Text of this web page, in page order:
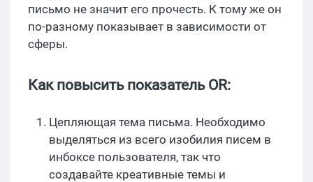
письмо не значит его прочесть. К тому же он
по-разному показывает в зависимости от
сферы.
Как повысить показатель OR:
Цепляющая тема письма. Необходимо
выделяться из всего изобилия писем в
инбоксе пользователя, так что
создавайте креативные темы и